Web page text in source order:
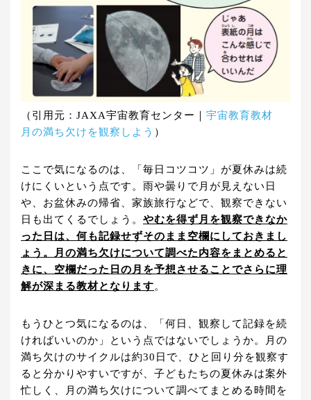
（引用元：JAXA宇宙教育センター｜ 宇宙教育教材
月の満ち欠けを観察しよう ）
ここで気になるのは、「毎日コツコツ」が夏休みは続
けにくいという点です。雨や曇りで月が見えない日
や、お盆休みの帰省、家族旅行などで、観察できない
日も出てくるでしょう。 やむを得ず月を観察できなか
った日は、何も記録せずそのまま空欄にしておきまし
ょう。月の満ち欠けについて調べた内容をまとめると
きに、空欄だった日の月を予想させることでさらに理
解が深まる教材となります。
もうひとつ気になるのは、「何日、観察して記録を続
ければいいのか」という点ではないでしょうか。月の
満ち欠けのサイクルは約30日で、ひと回り分を観察す
ると分かりやすいですが、子どもたちの夏休みは案外
忙しく、月の満ち欠けについて調べてまとめる時間を